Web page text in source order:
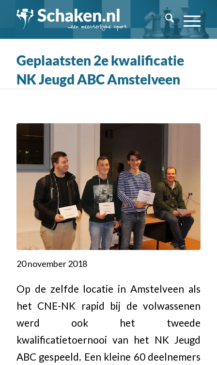
Geplaatsten 2e kwalificatie
NK Jeugd ABC Amstelveen
20 november 2018
Op de zelfde locatie in Amstelveen als
het CNE-NK rapid bij de volwassenen
werd ook het tweede
kwalificatietoernooi van het NK Jeugd
ABC gespeeld. Een kleine 60 deelnemers